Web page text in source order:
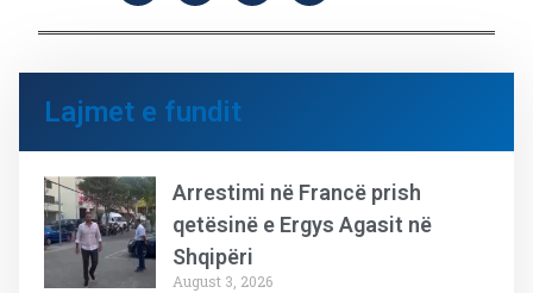
Lajmet e fundit
Arrestimi në Francë prish
qetësinë e Ergys Agasit në
Shqipëri
August 3, 2026